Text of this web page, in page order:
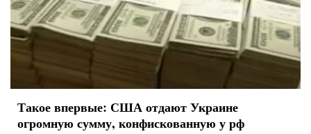
Такое впервые: США отдают Украине
огромную сумму, конфискованную у рф